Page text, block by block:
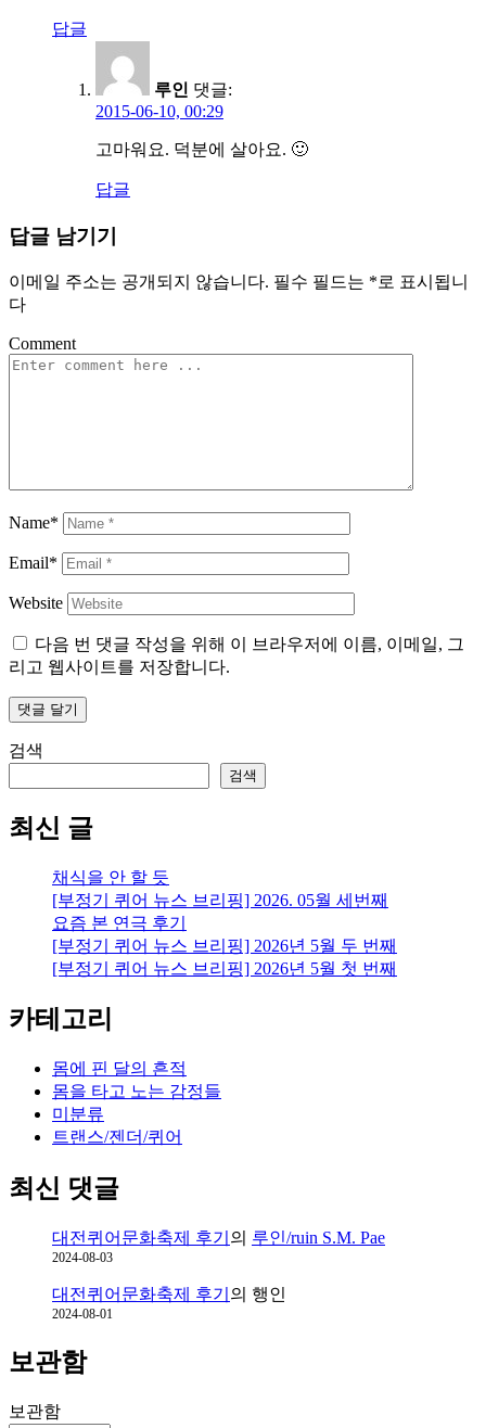
답글
루인 댓글:
2015-06-10, 00:29
고마워요. 덕분에 살아요. 🙂
답글
답글 남기기
이메일 주소는 공개되지 않습니다. 필수 필드는 *로 표시됩니
다
Comment
Name*
Email*
Website
다음 번 댓글 작성을 위해 이 브라우저에 이름, 이메일, 그
리고 웹사이트를 저장합니다.
검색
검색
최신 글
채식을 안 할 듯
[부정기 퀴어 뉴스 브리핑] 2026. 05월 세번째
요즘 본 연극 후기
[부정기 퀴어 뉴스 브리핑] 2026년 5월 두 번째
[부정기 퀴어 뉴스 브리핑] 2026년 5월 첫 번째
카테고리
몸에 핀 달의 흔적
몸을 타고 노는 감정들
미분류
트랜스/젠더/퀴어
최신 댓글
대전퀴어문화축제 후기 의 루인/ruin S.M. Pae
2024-08-03
대전퀴어문화축제 후기 의 행인
2024-08-01
보관함
보관함